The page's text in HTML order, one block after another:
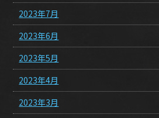
2023年7月
2023年6月
2023年5月
2023年4月
2023年3月